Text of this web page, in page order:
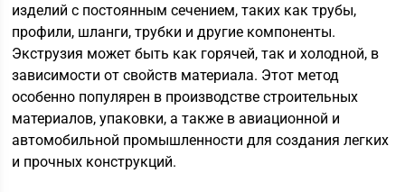
изделий с постоянным сечением, таких как трубы,
профили, шланги, трубки и другие компоненты.
Экструзия может быть как горячей, так и холодной, в
зависимости от свойств материала. Этот метод
особенно популярен в производстве строительных
материалов, упаковки, а также в авиационной и
автомобильной промышленности для создания легких
и прочных конструкций.